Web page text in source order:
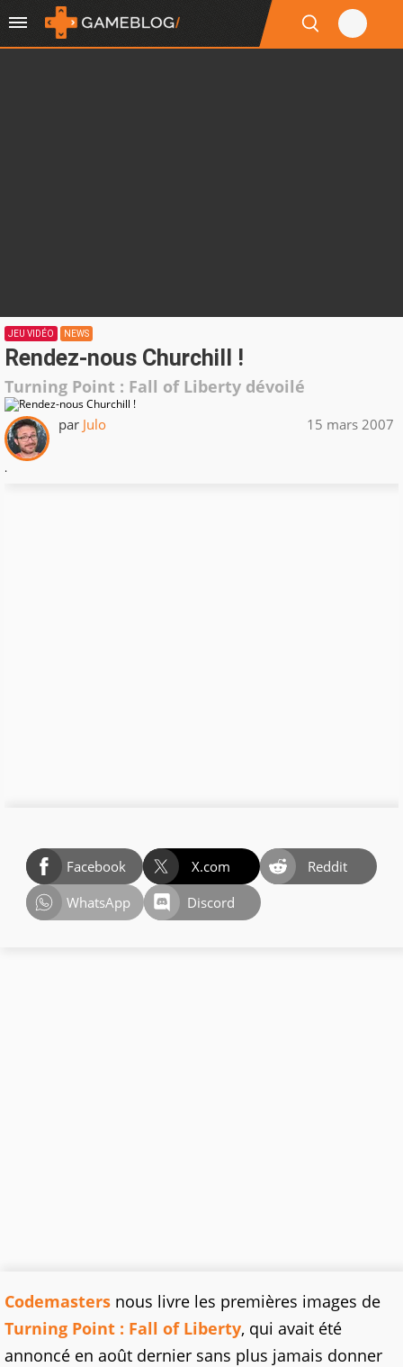
JEU VIDÉO NEWS
Rendez-nous Churchill !
Turning Point : Fall of Liberty dévoilé
par Julo 15 mars 2007
.
Facebook X.com
Reddit
WhatsApp
Discord
Codemasters nous livre les premières images de
Turning Point : Fall of Liberty, qui avait été
annoncé en août dernier sans plus jamais donner